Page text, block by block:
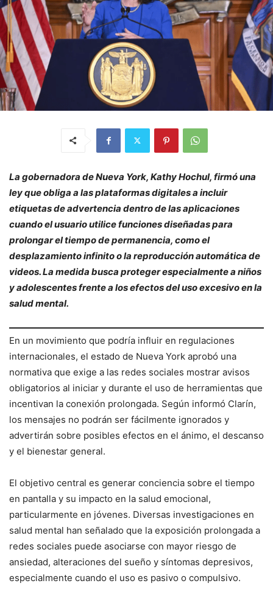
La gobernadora de Nueva York, Kathy Hochul, firmó una
ley que obliga a las plataformas digitales a incluir
etiquetas de advertencia dentro de las aplicaciones
cuando el usuario utilice funciones diseñadas para
prolongar el tiempo de permanencia, como el
desplazamiento infinito o la reproducción automática de
videos. La medida busca proteger especialmente a niños
y adolescentes frente a los efectos del uso excesivo en la
salud mental.
En un movimiento que podría influir en regulaciones
internacionales, el estado de Nueva York aprobó una
normativa que exige a las redes sociales mostrar avisos
obligatorios al iniciar y durante el uso de herramientas que
incentivan la conexión prolongada. Según informó Clarín,
los mensajes no podrán ser fácilmente ignorados y
advertirán sobre posibles efectos en el ánimo, el descanso
y el bienestar general.
El objetivo central es generar conciencia sobre el tiempo
en pantalla y su impacto en la salud emocional,
particularmente en jóvenes. Diversas investigaciones en
salud mental han señalado que la exposición prolongada a
redes sociales puede asociarse con mayor riesgo de
ansiedad, alteraciones del sueño y síntomas depresivos,
especialmente cuando el uso es pasivo o compulsivo.